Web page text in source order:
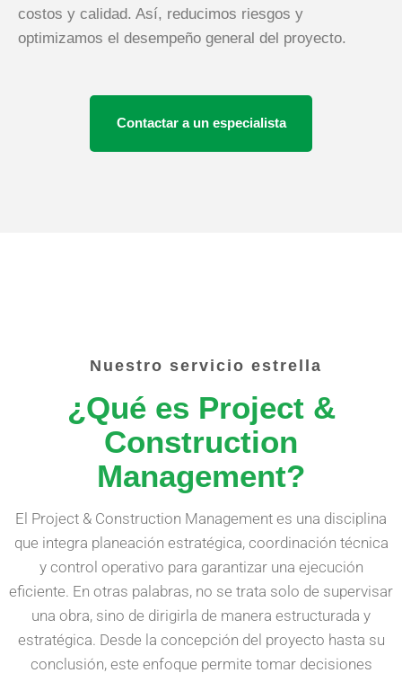
costos y calidad. Así, reducimos riesgos y
optimizamos el desempeño general del proyecto.
Contactar a un especialista
nuestro servicio estrella
¿Qué es Project &
Construction
Management?
El Project & Construction Management es una disciplina
que integra planeación estratégica, coordinación técnica
y control operativo para garantizar una ejecución
eficiente. En otras palabras, no se trata solo de supervisar
una obra, sino de dirigirla de manera estructurada y
estratégica. Desde la concepción del proyecto hasta su
conclusión, este enfoque permite tomar decisiones